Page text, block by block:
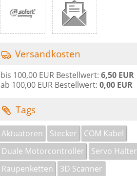
Versandkosten
bis 100,00 EUR Bestellwert: 6,50 EUR
ab 100,00 EUR Bestellwert: 0,00 EUR
Tags
Aktuatoren Stecker
COM Kabel
Duale Motorcontroller
Servo Halter
Raupenketten
3D Scanner